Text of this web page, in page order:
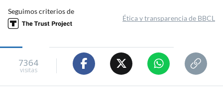
Seguimos criterios de
Ética y transparencia de BBCL
7364
visitas